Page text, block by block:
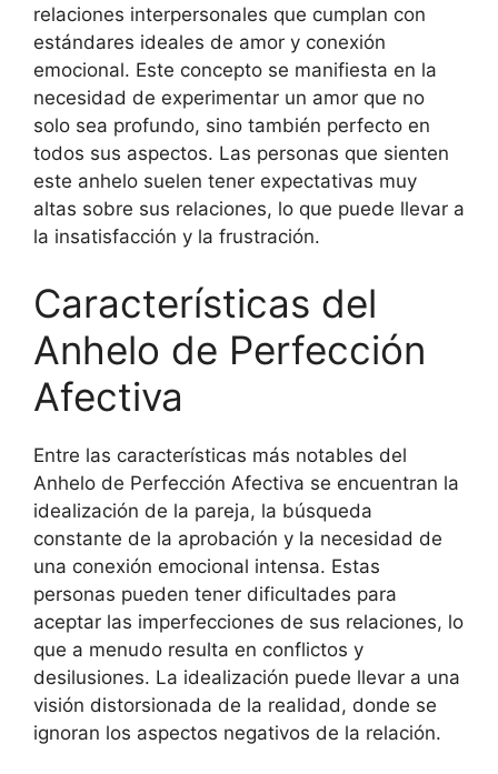
relaciones interpersonales que cumplan con
estándares ideales de amor y conexión
emocional. Este concepto se manifiesta en la
necesidad de experimentar un amor que no
solo sea profundo, sino también perfecto en
todos sus aspectos. Las personas que sienten
este anhelo suelen tener expectativas muy
altas sobre sus relaciones, lo que puede llevar a
la insatisfacción y la frustración.
Características del
Anhelo de Perfección
Afectiva
Entre las características más notables del
Anhelo de Perfección Afectiva se encuentran la
idealización de la pareja, la búsqueda
constante de la aprobación y la necesidad de
una conexión emocional intensa. Estas
personas pueden tener dificultades para
aceptar las imperfecciones de sus relaciones, lo
que a menudo resulta en conflictos y
desilusiones. La idealización puede llevar a una
visión distorsionada de la realidad, donde se
ignoran los aspectos negativos de la relación.